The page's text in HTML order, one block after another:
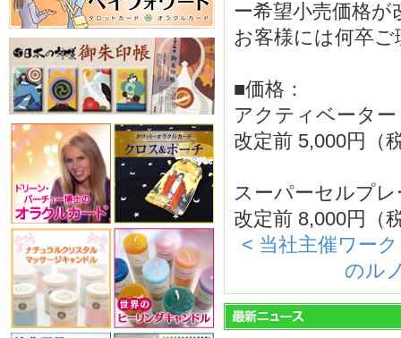
ー希望小売価格
お客様には何卒
■価格：
アクティベータ
改定前 5,000円
スーパーセルプレ
改定前 8,000円
< 当社主催ワー
のル